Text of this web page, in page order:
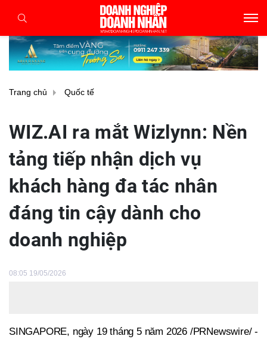
Trang chủ Quốc tế
WIZ.AI ra mắt Wizlynn: Nền
tảng tiếp nhận dịch vụ
khách hàng đa tác nhân
đáng tin cậy dành cho
doanh nghiệp
08:05 19/05/2026
SINGAPORE, ngày 19 tháng 5 năm 2026 /PRNewswire/ -